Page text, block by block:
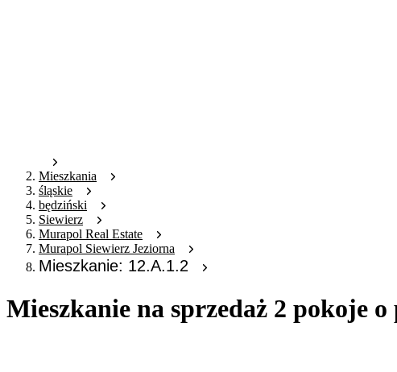
Mieszkania
śląskie
będziński
Siewierz
Murapol Real Estate
Murapol Siewierz Jeziorna
Mieszkanie: 12.A.1.2
Mieszkanie na sprzedaż 2 pokoje